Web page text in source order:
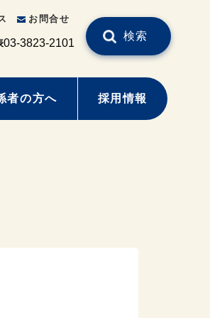
お問合せ
03-3823-2101
検索
者の方へ 採用情報